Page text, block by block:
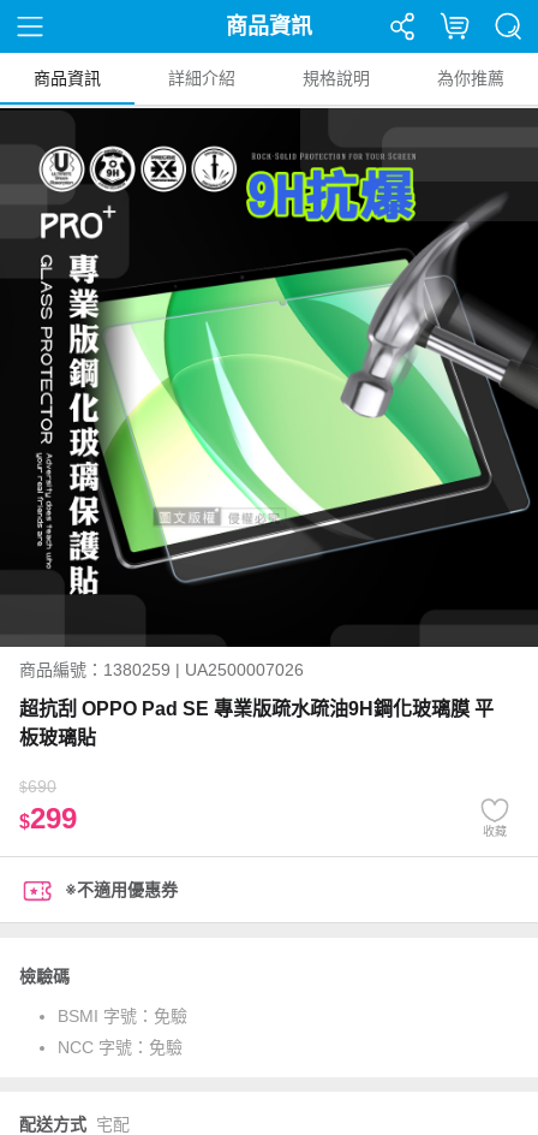
商品資訊
商品資訊 詳細介紹 規格說明 為你推薦
商品編號：1380259 | UA2500007026
超抗刮 OPPO Pad SE 專業版疏水疏油9H鋼化玻璃膜 平
板玻璃貼
$690
$299 收藏
※不適用優惠券
檢驗碼
BSMI 字號： 免驗
NCC 字號： 免驗
配送方式 宅配